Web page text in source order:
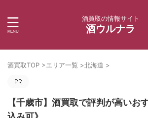
酒買取の情報サイト
酒ウルナラ
酒買取TOP >エリア一覧 >北海道 >
【千歳市】酒買取で評判が高いお